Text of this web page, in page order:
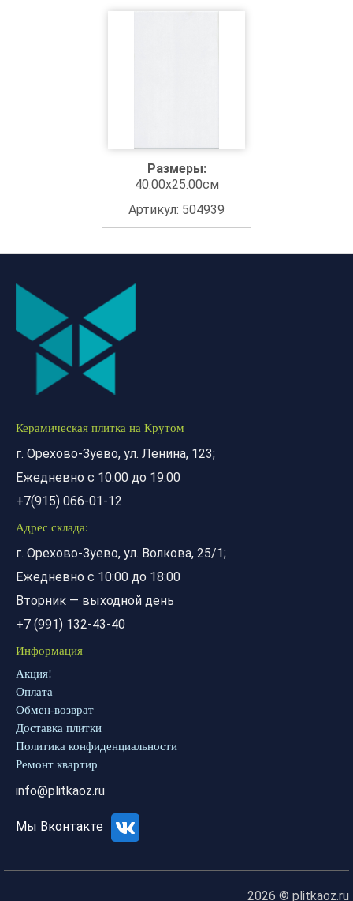
Размеры:
40.00x25.00см
Артикул: 504939
Керамическая плитка на Крутом
г. Орехово-Зуево, ул. Ленина, 123;
Ежедневно с 10:00 до 19:00
+7(915) 066-01-12
Адрес склада:
г. Орехово-Зуево, ул. Волкова, 25/1;
Ежедневно с 10:00 до 18:00
Вторник — выходной день
+7 (991) 132-43-40
Информация
Акция!
Оплата
Обмен-возврат
Доставка плитки
Политика конфиденциальности
Ремонт квартир
info@plitkaoz.ru
Мы Вконтакте
2026 © plitkaoz.ru